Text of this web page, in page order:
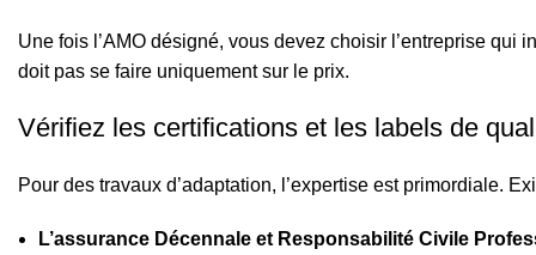
Une fois l’AMO désigné, vous devez choisir l’entreprise
doit pas se faire uniquement sur le prix.
Vérifiez les certifications et les labels de
Pour des travaux d’adaptation, l’expertise est primordiale.
L’assurance Décennale et Responsabilité Civile